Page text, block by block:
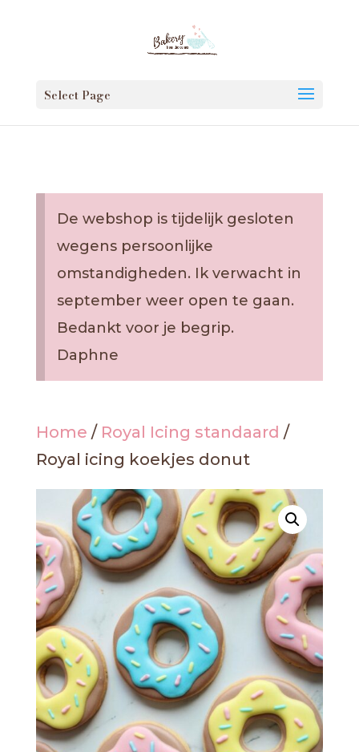
Select Page
De webshop is tijdelijk gesloten
wegens persoonlijke
omstandigheden. Ik verwacht in
september weer open te gaan.
Bedankt voor je begrip.
Daphne
Home / Royal Icing standaard /
Royal icing koekjes donut